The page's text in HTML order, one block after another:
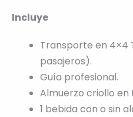
Incluye
Transporte en 4×4
pasajeros).
Guía profesional.
Almuerzo criollo en
1 bebida con o sin